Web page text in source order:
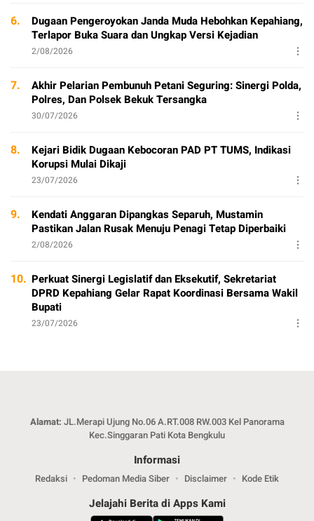
6.
Dugaan Pengeroyokan Janda Muda Hebohkan Kepahiang,
Terlapor Buka Suara dan Ungkap Versi Kejadian
2/08/2026
7.
Akhir Pelarian Pembunuh Petani Seguring: Sinergi Polda,
Polres, Dan Polsek Bekuk Tersangka
30/07/2026
8.
Kejari Bidik Dugaan Kebocoran PAD PT TUMS, Indikasi
Korupsi Mulai Dikaji
23/07/2026
9.
Kendati Anggaran Dipangkas Separuh, Mustamin
Pastikan Jalan Rusak Menuju Penagi Tetap Diperbaiki
2/08/2026
10. Perkuat Sinergi Legislatif dan Eksekutif, Sekretariat
DPRD Kepahiang Gelar Rapat Koordinasi Bersama Wakil
Bupati
23/07/2026
Alamat: JL.Merapi Ujung No.06 A.RT.008 RW.003 Kel Panorama
Kec.Singgaran Pati Kota Bengkulu
Informasi
Redaksi Pedoman Media Siber Disclaimer Kode Etik
Jelajahi Berita di Apps Kami